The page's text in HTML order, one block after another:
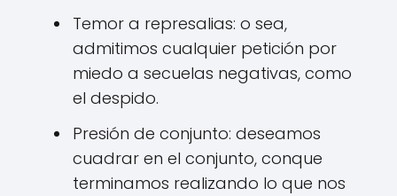
Temor a represalias: o sea,
admitimos cualquier petición por
miedo a secuelas negativas, como
el despido.
Presión de conjunto: deseamos
cuadrar en el conjunto, conque
terminamos realizando lo que nos